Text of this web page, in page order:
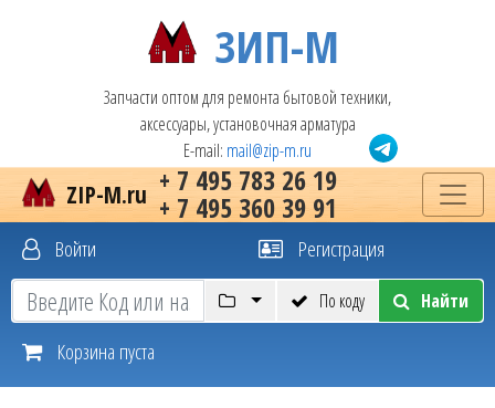
ЗИП-М
Запчасти оптом для ремонта бытовой техники,
аксессуары, установочная арматура
E-mail: mail@zip-m.ru
+ 7 495 783 26 19
+ 7 495 360 39 91
ZIP-M.ru
Войти Регистрация
По коду Найти
Корзина пуста